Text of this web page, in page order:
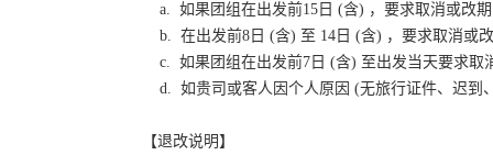
a. 如果团组在出发前15日 (含) ，要求取消或改
b. 在出发前8日 (含) 至 14日 (含) ，要求取消或
c. 如果团组在出发前7日 (含) 至出发当天要求取
d. 如贵司或客人因个人原因 (无旅行证件、迟到
【退改说明】